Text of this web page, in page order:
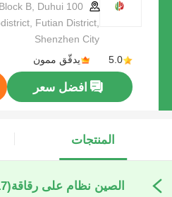
B, Duhui 100
Futian District,
Shenzhen City
5.0
يدقّق ممون
افضل سعر
المنتجات
الصين نظام على رقاقة(17)